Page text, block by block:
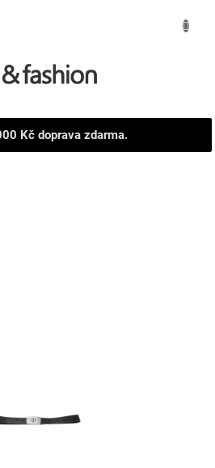
NÁKUPNÍ
Kč doprava zdarma.